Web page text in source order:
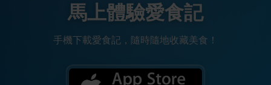
馬上體驗愛食記
手機下載愛食記，隨時隨地收藏美食！